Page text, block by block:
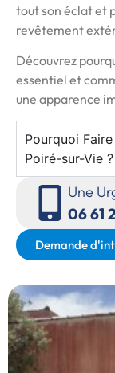
tout son éclat et
revêtement
Découvrez
essentiel et
une apparence
Pourquoi
Poiré-sur-Vie ?
Une
06 61
Demande